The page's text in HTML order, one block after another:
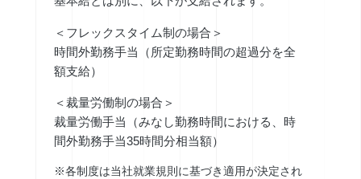
＜フレックスタイム制の場合＞
時間外勤務手当（所定勤務時間の超過分を全
額支給）
＜裁量労働制の場合＞
裁量労働手当（みなし勤務時間における、時
間外勤務手当35時間分相当額）
※各制度は当社就業規則に基づき適用が決定され